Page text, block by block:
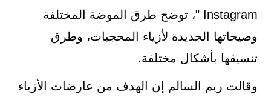
Instagram "، توضح طرق الموضة المختلفة
وصيحاتها الجديدة لأزياء المحجبات، وطرق
تنسيقها بأشكال مختلفة.
وقالت ريم السالم إن الهدف من عارضات الأزياء